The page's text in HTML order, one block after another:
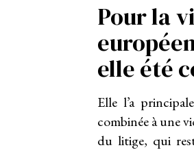
Pour la
elle été
Elle l’a
combinée à une
du litige, qui